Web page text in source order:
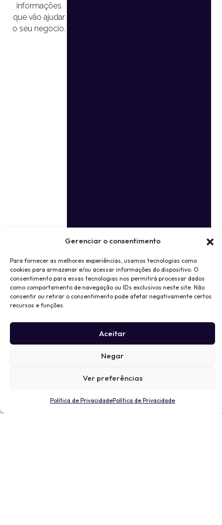
Gerenciar o consentimento
Para fornecer as melhores experiências, usamos tecnologias como
cookies para armazenar e/ou acessar informações do dispositivo. O
consentimento para essas tecnologias nos permitirá processar dados
como comportamento de navegação ou IDs exclusivos neste site. Não
consentir ou retirar o consentimento pode afetar negativamente certos
recursos e funções.
Aceitar
Negar
Ver preferências
Política de PrivacidadePolítica de Privacidade
informações
que vão ajudar
o seu negócio.